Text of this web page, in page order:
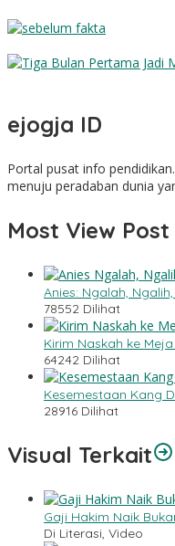
ejogja ID
Portal pusat info
menuju peradaban dunia
Most View Post
Anies: Ngalah,
78552 Dilihat
Kirim Naskah ke
64242 Dilihat
Kesemestaan Kang
28916 Dilihat
Visual Terkait
Gaji Hakim Naik
Di Literasi, Video